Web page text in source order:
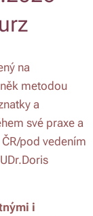
na
metodou
a
své praxe a
pod vedením
i